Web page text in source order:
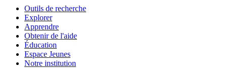
Outils de recherche
Explorer
Apprendre
Obtenir de l'aide
Éducation
Espace Jeunes
Notre institution